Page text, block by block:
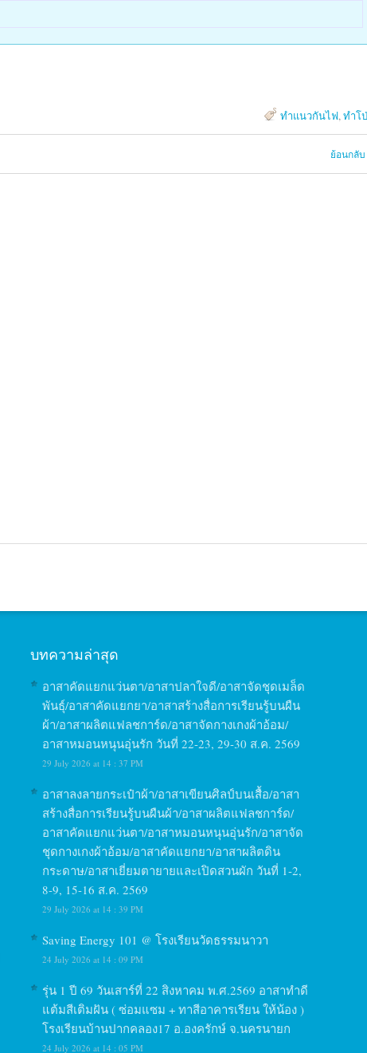
ทำแนวกันไฟ,ทำโ
ย้อนกลับ
บทความล่าสุด
อาสาคัดแยกแว่นตา/อาสาปลาใจดี/อาสาจัดชุดเมล็ด
พันธุ์/อาสาคัดแยกยา/อาสาสร้างสื่อการเรียนรู้บนผืน
ผ้า/อาสาผลิตแฟลชการ์ด/อาสาจัดกางเกงผ้าอ้อม/
อาสาหมอนหนุนอุ่นรัก วันที่ 22-23, 29-30 ส.ค. 2569
29 July 2026 at 14 : 37 PM
อาสาลงลายกระเป๋าผ้า/อาสาเขียนศิลป์บนเสื้อ/อาสา
สร้างสื่อการเรียนรู้บนผืนผ้า/อาสาผลิตแฟลชการ์ด/
อาสาคัดแยกแว่นตา/อาสาหมอนหนุนอุ่นรัก/อาสาจัด
ชุดกางเกงผ้าอ้อม/อาสาคัดแยกยา/อาสาผลิตดิน
กระดาษ/อาสาเยี่ยมตายายและเปิดสวนผัก วันที่ 1-2,
8-9, 15-16 ส.ค. 2569
29 July 2026 at 14 : 39 PM
Saving Energy 101 @ โรงเรียนวัดธรรมนาวา
24 July 2026 at 14 : 09 PM
รุ่น 1 ปี 69 วันเสาร์ที่ 22 สิงหาคม พ.ศ.2569 อาสาทำดี
แต้มสีเติมฝัน ( ซ่อมแซม + ทาสีอาคารเรียน ให้น้อง )
โรงเรียนบ้านปากคลอง17 อ.องครักษ์ จ.นครนายก
24 July 2026 at 14 : 05 PM